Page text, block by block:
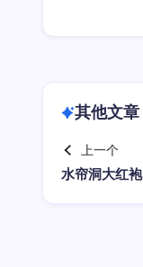
其他文章
上一个
水帘洞大红袍